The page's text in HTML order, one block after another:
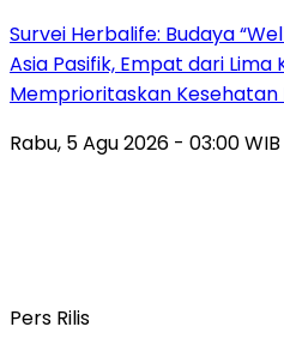
Survei Herbalife: Budaya
Asia Pasifik, Empat dari Lima
Memprioritaskan Kesehatan
Rabu, 5 Agu 2026 - 03:00 WIB
Pers Rilis